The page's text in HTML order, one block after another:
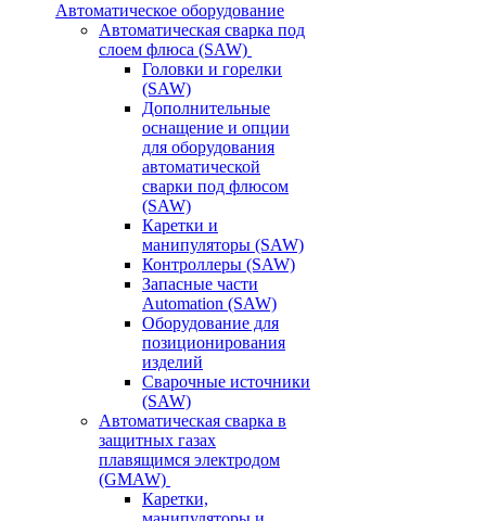
Автоматическое оборудование
Автоматическая сварка под
слоем флюса (SAW)
Головки и горелки
(SAW)
Дополнительные
оснащение и опции
для оборудования
автоматической
сварки под флюсом
(SAW)
Каретки и
манипуляторы (SAW)
Контроллеры (SAW)
Запасные части
Automation (SAW)
Оборудование для
позиционирования
изделий
Сварочные источники
(SAW)
Автоматическая сварка в
защитных газах
плавящимся электродом
(GMAW)
Каретки,